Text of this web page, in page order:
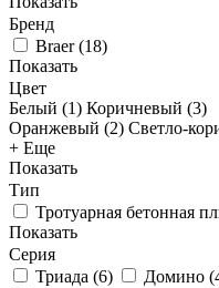
Бренд
Braer(18)
Показать
Цвет
Белый (1) Коричневый (3)
Оранжевый (2) Светло-
+ Еще
Показать
Тип
Тротуарная бетонная
Показать
Серия
Триада (6) Домино (